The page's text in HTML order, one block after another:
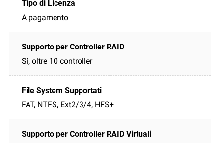
A pagamento
Sì, oltre 10 controller
FAT, NTFS, Ext2/3/4, HFS+